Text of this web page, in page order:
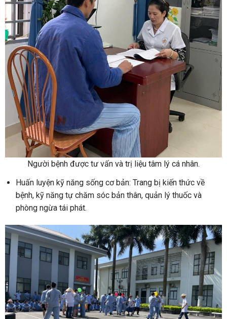
Người bệnh được tư vấn và trị liệu tâm lý cá nhân.
Huấn luyện kỹ năng sống cơ bản: Trang bị kiến thức về
bệnh, kỹ năng tự chăm sóc bản thân, quản lý thuốc và
phòng ngừa tái phát.